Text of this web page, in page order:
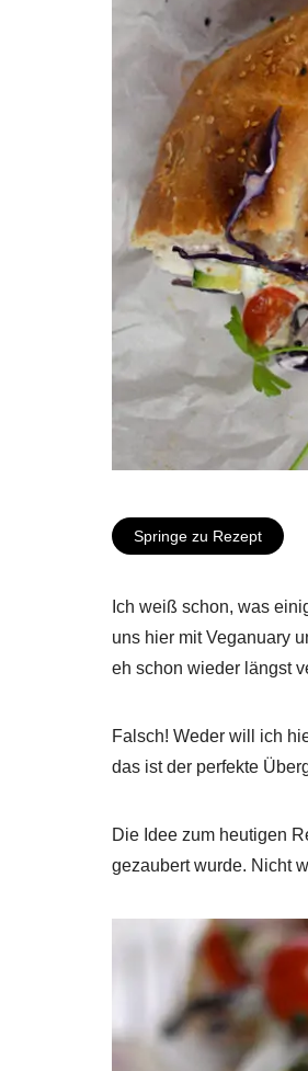
Springe zu Rezept
Ich weiß schon, was
uns hier mit Veganuary
eh schon wieder längst
Falsch! Weder will ich
das ist der perfekte
Die Idee zum heutigen
gezaubert wurde. Nicht